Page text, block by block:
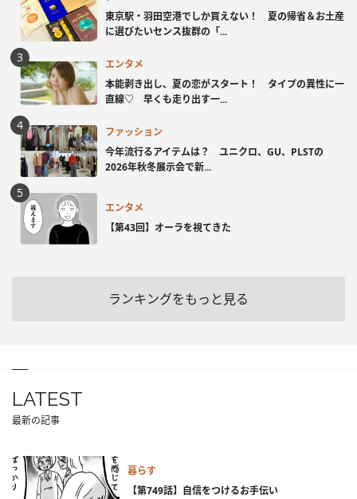
東京駅・羽田空港でしか買えない！ 夏の帰省＆お土産
に選びたいセンス抜群の「...
エンタメ
本能剥き出し、夏の恋がスタート！ タイプの異性に一
直線♡ 早くも走り出す一...
ファッション
今年流行るアイテムは？ ユニクロ、GU、PLSTの
2026年秋冬展示会で新...
エンタメ
【第43回】オーラを視てきた
ランキングをもっと見る
LATEST
最新の記事
暮らす
【第749話】自信をつけるお手伝い